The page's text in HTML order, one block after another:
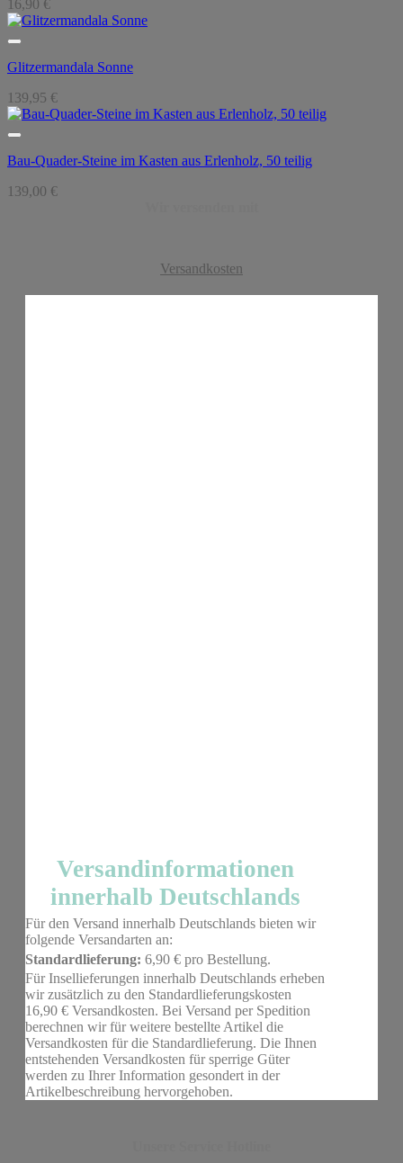
16,90 €
Glitzermandala Sonne
139,95 €
Bau-Quader-Steine im Kasten aus Erlenholz, 50 teilig
139,00 €
Versandkosten
Versandinformationen
innerhalb Deutschlands
Für den Versand innerhalb Deutschlands bieten wir
folgende Versandarten an:
Standardlieferung: 6,90 € pro Bestellung.
Für Insellieferungen innerhalb Deutschlands erheben
wir zusätzlich zu den Standardlieferungskosten
16,90 € Versandkosten. Bei Versand per Spedition
berechnen wir für weitere bestellte Artikel die
Versandkosten für die Standardlieferung. Die Ihnen
entstehenden Versandkosten für sperrige Güter
werden zu Ihrer Information gesondert in der
Artikelbeschreibung hervorgehoben.